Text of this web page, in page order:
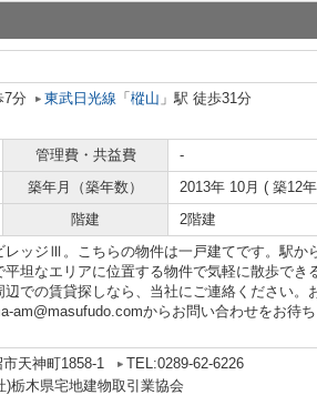
7分 東武日光線 「 樅山 」駅 徒歩31分
管理費・共益費
-
築年月（築年数）
2013年 10月 ( 築12
階建 2階建
レッジⅢ。こちらの物件は一戸建てです。駅か
坦なエリアに位置する物件で気軽に散歩でき
での賃貸探しなら、当社にご連絡ください。
am@masufudo.comからお問い合わせをお待
天神町1858-1
TEL:0289-62-6226
)栃木県宅地建物取引業協会